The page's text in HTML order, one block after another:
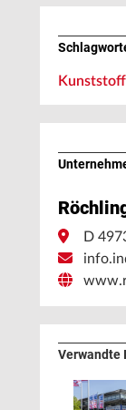
D
Verwandte